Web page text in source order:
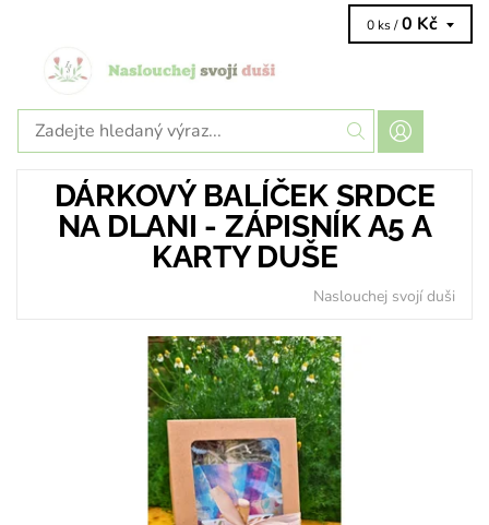
0 ks / 0 Kč
DÁRKOVÝ BALÍČEK SRDCE
NA DLANI - ZÁPISNÍK A5 A
KARTY DUŠE
Naslouchej svojí duši